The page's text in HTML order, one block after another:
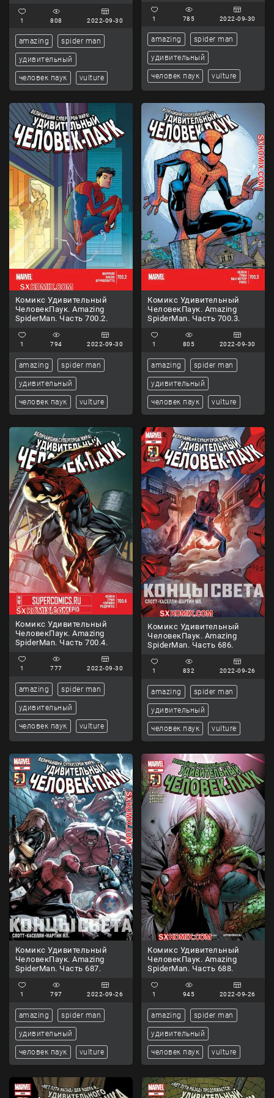
1 808 2022-09-30
amazing spider man
удивительный
человек паук vulture
1 785 2022-09-30
amazing spider man
удивительный
человек паук vulture
Комикс Удивительный
ЧеловекПаук. Amazing
SpiderMan. Часть 700.2.
1 794 2022-09-30
amazing spider man
удивительный
человек паук vulture
Комикс Удивительный
ЧеловекПаук. Amazing
SpiderMan. Часть 700.3.
1 805 2022-09-30
amazing spider man
удивительный
человек паук vulture
Комикс Удивительный
ЧеловекПаук. Amazing
SpiderMan. Часть 700.4.
1 777 2022-09-30
amazing spider man
удивительный
человек паук vulture
Комикс Удивительный
ЧеловекПаук. Amazing
SpiderMan. Часть 686.
1 832 2022-09-26
amazing spider man
удивительный
человек паук vulture
Комикс Удивительный
ЧеловекПаук. Amazing
SpiderMan. Часть 687.
1 797 2022-09-26
amazing spider man
удивительный
человек паук vulture
Комикс Удивительный
ЧеловекПаук. Amazing
SpiderMan. Часть 688.
1 945 2022-09-26
amazing spider man
удивительный
человек паук vulture